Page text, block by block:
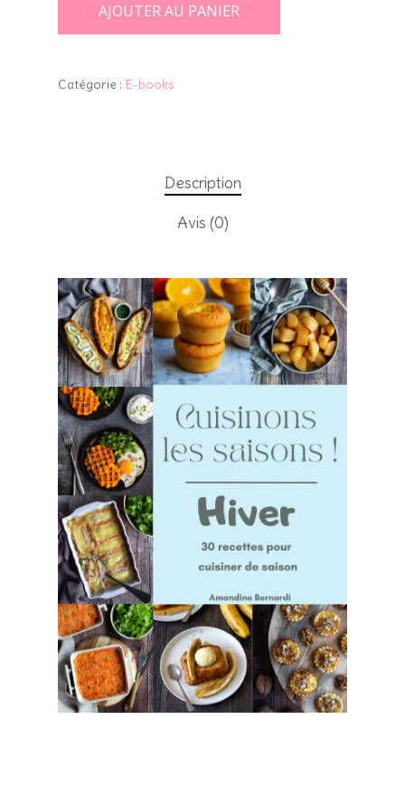
AJOUTER AU PANIER
Catégorie : E-books
Description
Avis (0)